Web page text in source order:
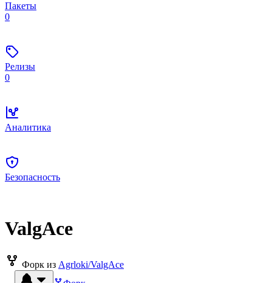
Пакеты
0
Релизы
0
Аналитика
Безопасность
ValgAce
Форк из Agrloki/ValgAce